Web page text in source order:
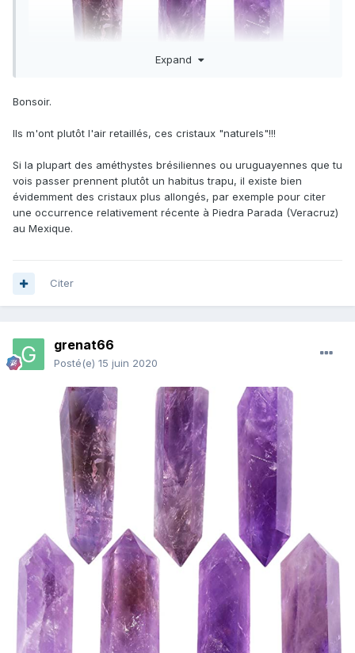
Merci de votre retour! :)
Expand
Bonsoir.
Ils m'ont plutôt l'air retaillés, ces cristaux "naturels"!!!
Si la plupart des améthystes brésiliennes ou uruguayennes que tu
vois passer prennent plutôt un habitus trapu, il existe bien
évidemment des cristaux plus allongés, par exemple pour citer
une occurrence relativement récente à Piedra Parada (Veracruz)
au Mexique.
Citer
grenat66
Posté(e) 15 juin 2020